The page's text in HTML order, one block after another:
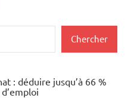
Chercher
: déduire jusqu’à 66 %